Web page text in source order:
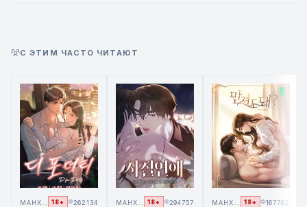
С ЭТИМ ЧАСТО ЧИТАЮТ
18+ 262134 18+ 294757 18+ 167782